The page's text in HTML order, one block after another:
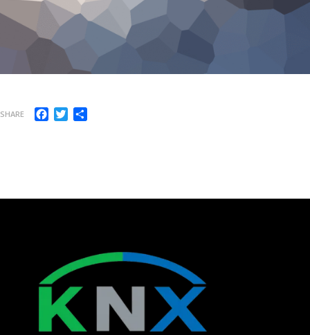
SHARE Facebook
Twitter